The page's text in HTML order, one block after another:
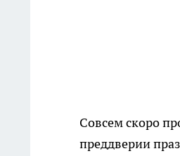
Совсем скоро
преддверии